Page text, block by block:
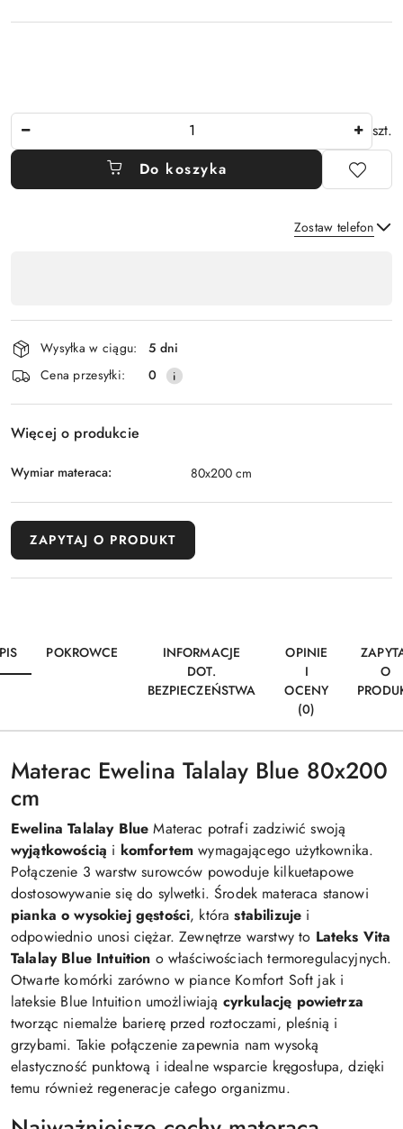
szt.
Do koszyka
Zostaw telefon
płatność
i
dostawa
Wysyłka w ciągu:
5 dni
Cena przesyłki:
0
Więcej o produkcie
Wymiar materaca: 80x200 cm
ZAPYTAJ O PRODUKT
POKROWCE
INFORMACJE
DOT.
BEZPIECZEŃSTWA
OPINIE
I
OCENY
(0)
O
Materac Ewelina Talalay Blue 80x200
cm
Ewelina Talalay Blue Materac potrafi zadziwić swoją
wyjątkowością i komfortem wymagającego użytkownika.
Połączenie 3 warstw surowców powoduje kilkuetapowe
dostosowywanie się do sylwetki. Środek materaca stanowi
pianka o wysokiej gęstości, którastabilizuje i
odpowiednio unosi ciężar. Zewnętrze warstwy to Lateks Vita
Talalay Blue Intuition o właściwościach termoregulacyjnych.
Otwarte komórki zarówno w piance Komfort Soft jak i
lateksie Blue Intuition umożliwiają cyrkulację powietrza
tworząc niemalże barierę przed roztoczami, pleśnią i
grzybami. Takie połączenie zapewnia nam wysoką
elastyczność punktową i idealne wsparcie kręgosłupa, dzięki
temu również regeneracje całego organizmu.